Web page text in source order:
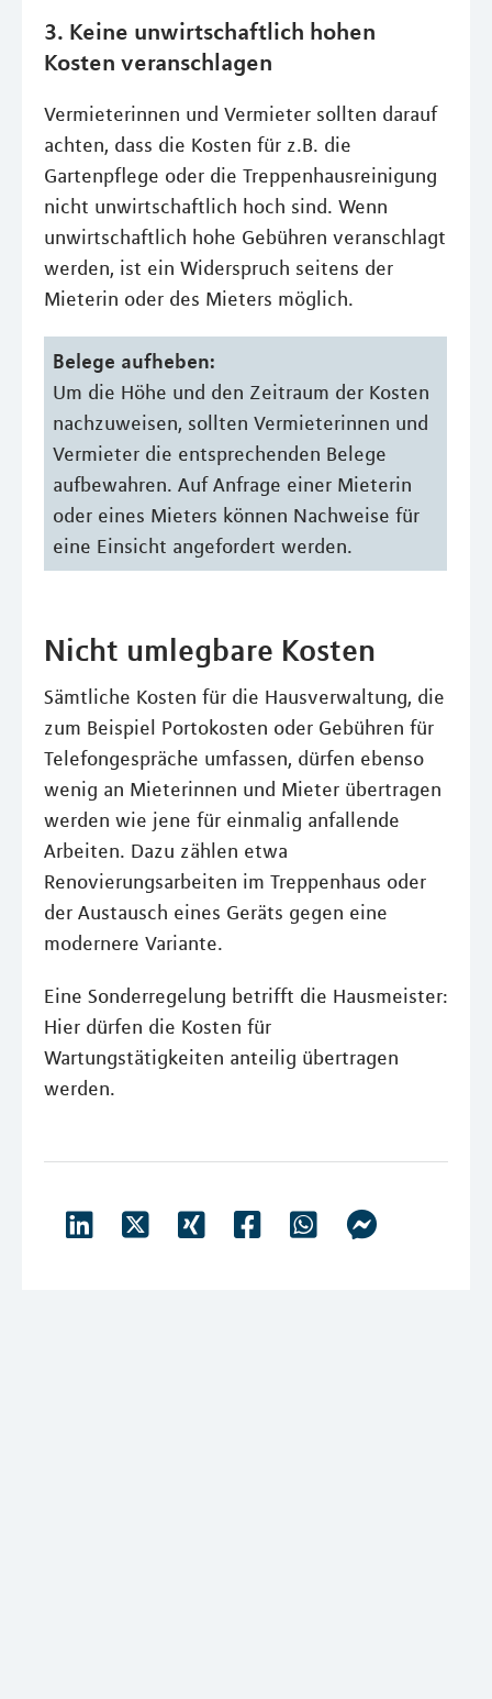
3. Keine unwirtschaftlich hohen
Kosten veranschlagen
Vermieterinnen und Vermieter sollten darauf
achten, dass die Kosten für z.B. die
Gartenpflege oder die Treppenhausreinigung
nicht unwirtschaftlich hoch sind. Wenn
unwirtschaftlich hohe Gebühren veranschlagt
werden, ist ein Widerspruch seitens der
Mieterin oder des Mieters möglich.
Belege aufheben:
Um die Höhe und den Zeitraum der Kosten
nachzuweisen, sollten Vermieterinnen und
Vermieter die entsprechenden Belege
aufbewahren. Auf Anfrage einer Mieterin
oder eines Mieters können Nachweise für
eine Einsicht angefordert werden.
Nicht umlegbare Kosten
Sämtliche Kosten für die Hausverwaltung, die
zum Beispiel Portokosten oder Gebühren für
Telefongespräche umfassen, dürfen ebenso
wenig an Mieterinnen und Mieter übertragen
werden wie jene für einmalig anfallende
Arbeiten. Dazu zählen etwa
Renovierungsarbeiten im Treppenhaus oder
der Austausch eines Geräts gegen eine
modernere Variante.
Eine Sonderregelung betrifft die Hausmeister:
Hier dürfen die Kosten für
Wartungstätigkeiten anteilig übertragen
werden.